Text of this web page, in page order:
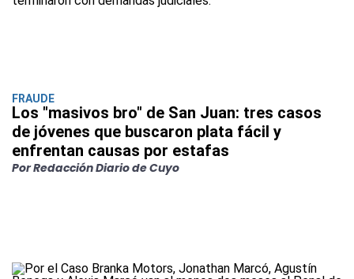
FRAUDE
Los "masivos bro" de San Juan: tres casos
de jóvenes que buscaron plata fácil y
enfrentan causas por estafas
Por Redacción Diario de Cuyo